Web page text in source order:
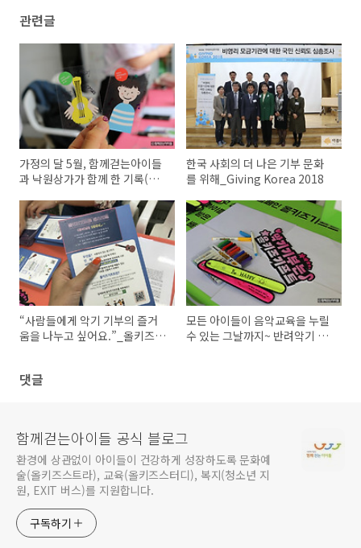
관련글
가정의 달 5월, 함께걷는아이들
과 낙원상가가 함께 한 기록(낙
한국 사회의 더 나은 기부 문화
를 위해_Giving Korea 2018
“사람들에게 악기 기부의 즐거
움을 나누고 싶어요.”_올키즈기
모든 아이들이 음악교육을 누릴
수 있는 그날까지~ 반려악기 릴
댓글
함께걷는아이들 공식 블로그
환경에 상관없이 아이들이 건강하게 성장하도록 문화예
술(올키즈스트라), 교육(올키즈스터디), 복지(청소년 지
원, EXIT 버스)를 지원합니다.
구독하기